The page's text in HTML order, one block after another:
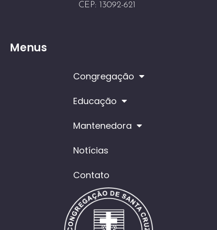
CEP: 13092-621
Menus
Congregação
Educação
Mantenedora
Notícias
Contato